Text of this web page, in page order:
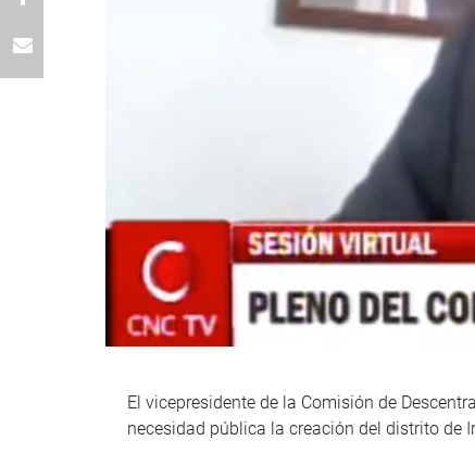
El vicepresidente de la Comisión de
necesidad pública la creación del distrito de